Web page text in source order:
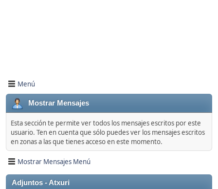
Menú
Mostrar Mensajes
Esta sección te permite ver todos los mensajes escritos por este
usuario. Ten en cuenta que sólo puedes ver los mensajes escritos
en zonas a las que tienes acceso en este momento.
Mostrar Mensajes Menú
Adjuntos - Atxuri